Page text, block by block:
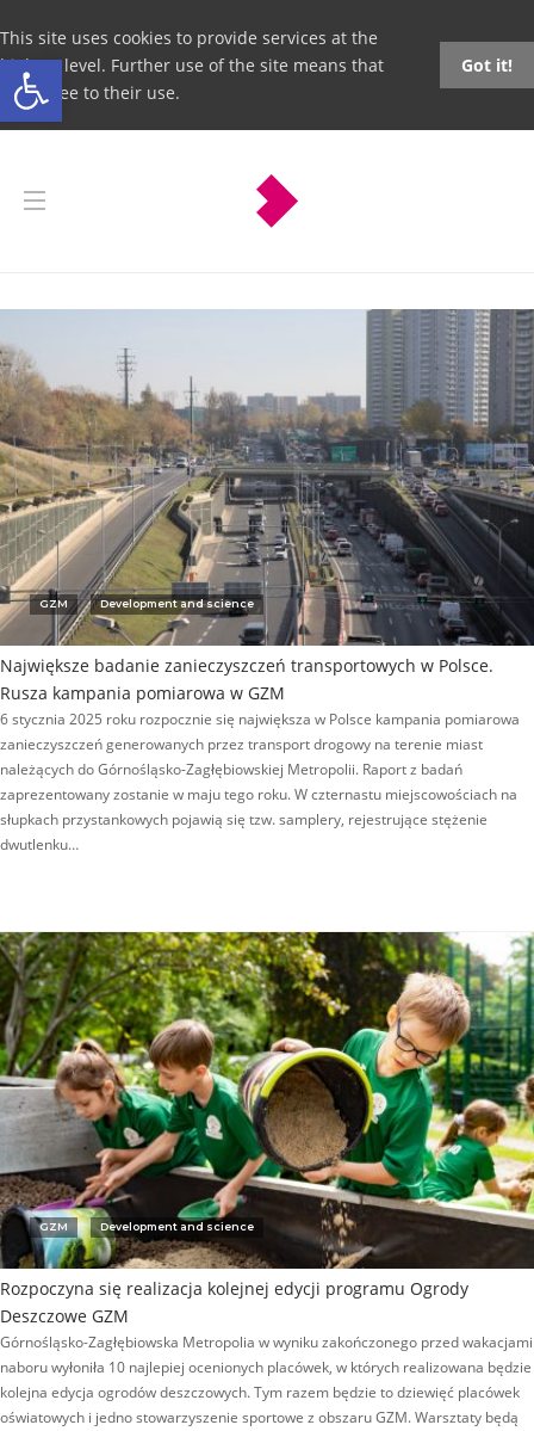
Open toolbar
This site uses cookies to provide services at the
highest level. Further use of the site means that
you agree to their use.
Got it!
GZM Development and science
Największe badanie zanieczyszczeń transportowych w Polsce.
Rusza kampania pomiarowa w GZM
6 stycznia 2025 roku rozpocznie się największa w Polsce kampania pomiarowa
zanieczyszczeń generowanych przez transport drogowy na terenie miast
należących do Górnośląsko-Zagłębiowskiej Metropolii. Raport z badań
zaprezentowany zostanie w maju tego roku. W czternastu miejscowościach na
słupkach przystankowych pojawią się tzw. samplery, rejestrujące stężenie
dwutlenku…
GZM Development and science
Rozpoczyna się realizacja kolejnej edycji programu Ogrody
Deszczowe GZM
Górnośląsko-Zagłębiowska Metropolia w wyniku zakończonego przed wakacjami
naboru wyłoniła 10 najlepiej ocenionych placówek, w których realizowana będzie
kolejna edycja ogrodów deszczowych. Tym razem będzie to dziewięć placówek
oświatowych i jedno stowarzyszenie sportowe z obszaru GZM. Warsztaty będą